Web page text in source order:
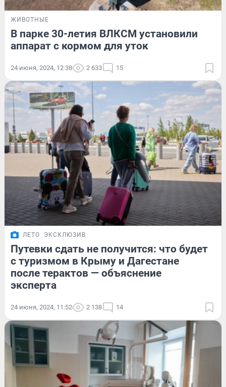
ЖИВОТНЫЕ
В парке 30-летия ВЛКСМ установили
аппарат с кормом для уток
24 июня, 2024, 12:38 2 633 15
ЛЕТО ЭКСКЛЮЗИВ
Путевки сдать не получится: что будет
с туризмом в Крыму и Дагестане
после терактов — объяснение
эксперта
24 июня, 2024, 11:52 2 138 14